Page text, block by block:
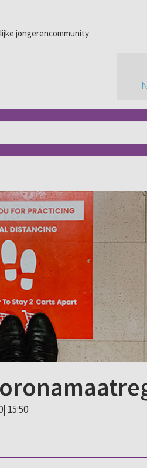
jongerencommunity
15:50